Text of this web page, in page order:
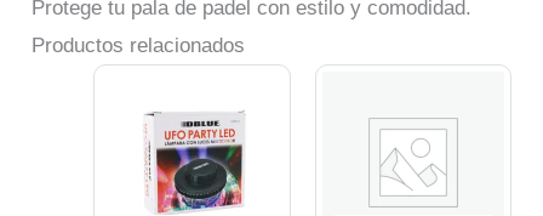
Protege tu pala de padel con estilo y comodidad.
Productos relacionados